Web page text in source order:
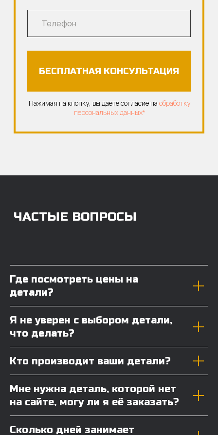
Где посмотреть цены на
детали?
Я не уверен с выбором детали,
что делать?
Кто производит ваши детали?
Мне нужна деталь, которой нет
на сайте, могу ли я её заказать?
Сколько дней занимает